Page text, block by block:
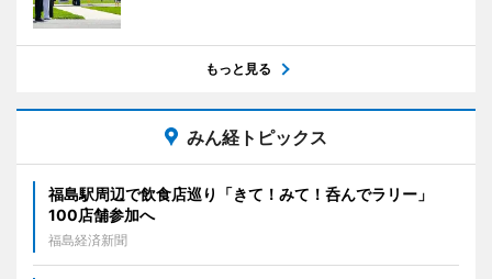
もっと見る
みん経トピックス
福島駅周辺で飲食店巡り「きて！みて！呑んでラリー」
100店舗参加へ
福島経済新聞